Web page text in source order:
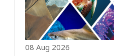
08 Aug 2026